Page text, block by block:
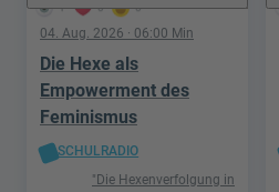
1 0 0
04. Aug. 2026 · 06:00 Min
Die Hexe als
Empowerment des
Feminismus
SCHULRADIO
"Die Hexenverfolgung in